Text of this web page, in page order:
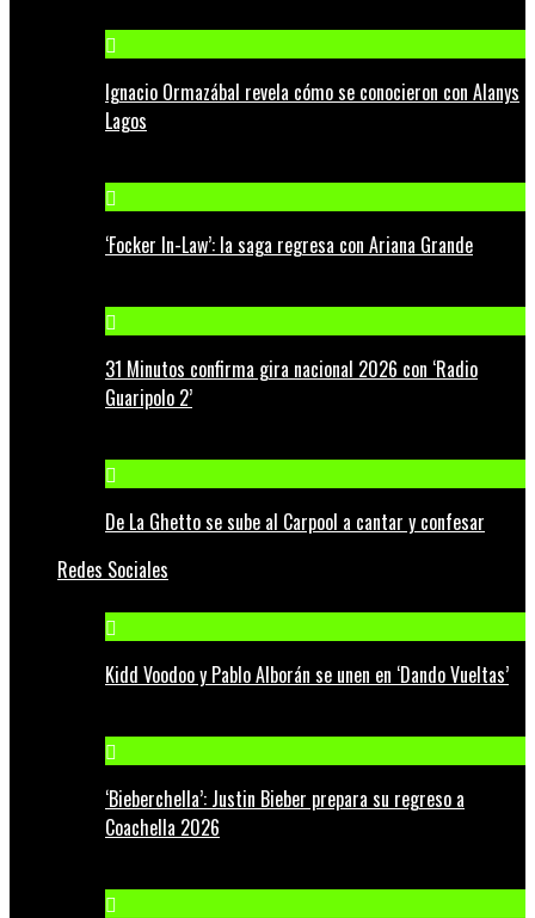
Ignacio Ormazábal revela cómo se conocieron con Alanys
Lagos
‘Focker In-Law’: la saga regresa con Ariana Grande
31 Minutos confirma gira nacional 2026 con ‘Radio
Guaripolo 2’
De La Ghetto se sube al Carpool a cantar y confesar
Redes Sociales
Kidd Voodoo y Pablo Alborán se unen en ‘Dando Vueltas’
‘Bieberchella’: Justin Bieber prepara su regreso a
Coachella 2026